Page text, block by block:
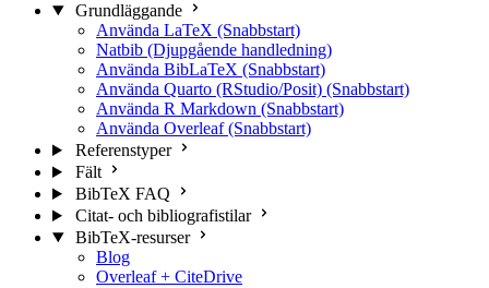
Grundläggande
Använda LaTeX (Snabbstart)
Natbib (Djupgående handledning)
Använda BibLaTeX (Snabbstart)
Använda Quarto (RStudio/Posit) (Snabbstart)
Använda R Markdown (Snabbstart)
Använda Overleaf (Snabbstart)
Referenstyper
Fält
BibTeX FAQ
Citat- och bibliografistilar
BibTeX-resurser
Blog
Overleaf + CiteDrive